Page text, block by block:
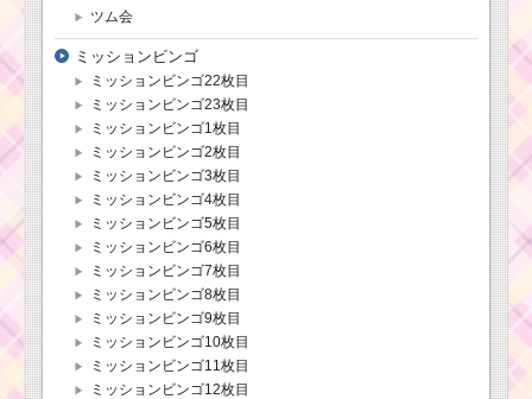
ツム会
ミッションビンゴ
ミッションビンゴ22枚目
ミッションビンゴ23枚目
ミッションビンゴ1枚目
ミッションビンゴ2枚目
ミッションビンゴ3枚目
ミッションビンゴ4枚目
ミッションビンゴ5枚目
ミッションビンゴ6枚目
ミッションビンゴ7枚目
ミッションビンゴ8枚目
ミッションビンゴ9枚目
ミッションビンゴ10枚目
ミッションビンゴ11枚目
ミッションビンゴ12枚目